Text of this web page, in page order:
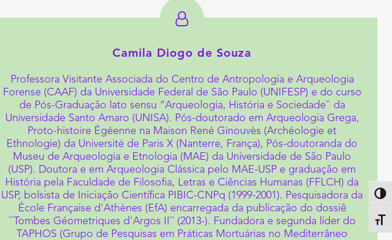
Camila Diogo de Souza
Professora Visitante Associada do Centro de Antropologia e Arqueologia
Forense (CAAF) da Universidade Federal de São Paulo (UNIFESP) e do curso
de Pós-Graduação lato sensu “Arqueologia, História e Sociedade`` da
Universidade Santo Amaro (UNISA). Pós-doutorado em Arqueologia Grega,
Proto-histoire Égéenne na Maison René Ginouvès (Archéologie et
Ethnologie) da Université de Paris X (Nanterre, França), Pós-doutoranda do
Museu de Arqueologia e Etnologia (MAE) da Universidade de São Paulo
(USP). Doutora e em Arqueologia Clássica pelo MAE-USP e graduação em
História pela Faculdade de Filosofia, Letras e Ciências Humanas (FFLCH) da
USP, bolsista de Iniciação Científica PIBIC-CNPq (1999-2001). Pesquisadora da
École Française d'Athènes (EfA) encarregada da publicação do dossiê
``Tombes Géometriques d'Argos II`` (2013-). Fundadora e segunda líder do
TAPHOS (Grupo de Pesquisas em Práticas Mortuárias no Mediterrâneo